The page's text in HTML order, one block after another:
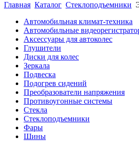
Главная Каталог Стеклоподъемники
Автомобильная климат-техника
Автомобильные
Аксессуары для автоколес
Глушители
Диски для колес
Зеркала
Подвеска
Подогрев сидений
Преобразователи напряжения
Противоугонные системы
Стекла
Стеклоподъемники
Фары
Шины